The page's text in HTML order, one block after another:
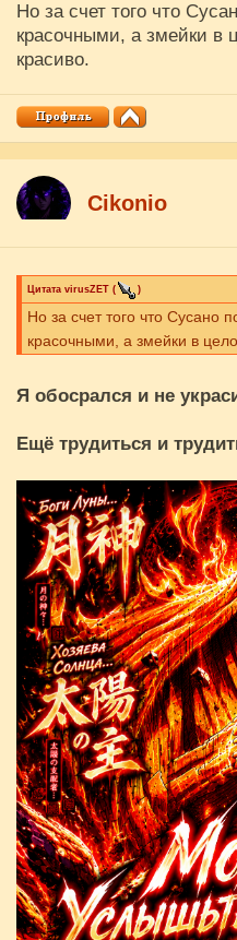
Но за счет того что
красочными, а змейки в
красиво.
Cikоnio
Цитата virusZET ( )
Но за счет того что Сусано
красочными, а змейки в
Я обосрался и не
Ещё трудиться и